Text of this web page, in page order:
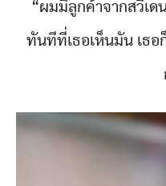
“ผมมีลูกค้าจากสวีเ
ทันทีที่เธอเห็นมัน เธอ